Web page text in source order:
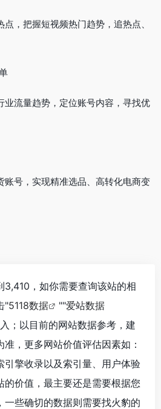
，把握短视频热门趋势，追热点、
业流量趋势，定位账号内容，寻找优
账号，实现精准选品、高转化电商变
3,410，如你需要查询该站的相
"5118数据 ""爱站数据
；以目前的网站数据参考，建
，更多网站价值评估因素如：
引擎收录以及索引量、用户体验
的价值，最主要还是需要根据您
一些确切的数据则需要找火豹的